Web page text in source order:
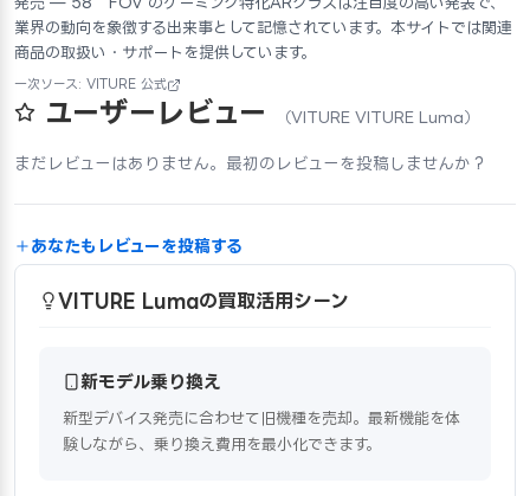
業界の動向を象徴する出来事として記憶されています。本サイトでは関連
商品の取扱い・サポートを提供しています。
一次ソース: VITURE 公式
ユーザーレビュー （VITURE VITURE Luma）
まだレビューはありません。最初のレビューを投稿しませんか？
あなたもレビューを投稿する
VITURE Lumaの買取活用シーン
新モデル乗り換え
新型デバイス発売に合わせて旧機種を売却。最新機能を体
験しながら、乗り換え費用を最小化できます。